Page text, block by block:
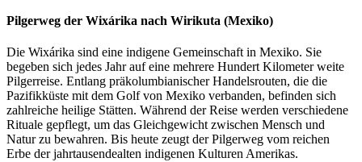
Pilgerweg der Wixárika nach Wirikuta (Mexiko)
Die Wixárika sind eine indigene Gemeinschaft in Mexiko. Sie
begeben sich jedes Jahr auf eine mehrere Hundert Kilometer weite
Pilgerreise. Entlang präkolumbianischer Handelsrouten, die die
Pazifikküste mit dem Golf von Mexiko verbanden, befinden sich
zahlreiche heilige Stätten. Während der Reise werden verschiedene
Rituale gepflegt, um das Gleichgewicht zwischen Mensch und
Natur zu bewahren. Bis heute zeugt der Pilgerweg vom reichen
Erbe der jahrtausendealten indigenen Kulturen Amerikas.